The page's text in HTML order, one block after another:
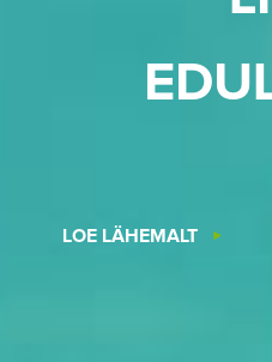
LOE LÄHEMALT